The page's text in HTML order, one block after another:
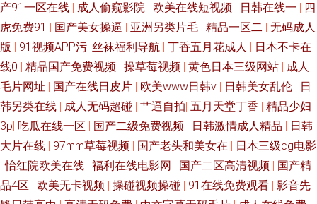
产91一区在线 | 成人偷窥影院 | 欧美在线短视频 | 日韩在线一 | 四
虎免费91 | 国产美女操逼 | 亚洲另类片毛 | 精品一区二 | 无码成人
版 | 91视频APP污| 丝袜福利导航 | 丁香五月花成人 | 日本不卡在
线0 | 精品国产免费视频 | 操草莓视频 | 黄色日本三级网站 | 成人
毛片网址 | 国产在线日皮片 | 欧美www日韩v | 日韩美女乱伦 | 日
韩另类在线 | 成人无码超碰 | 艹逼自拍| 五月天堂丁香 | 精品少妇
3p| 吃瓜在线一区 | 国产二级免费视频 | 日韩激情成人精品 | 日韩
大片在线 | 97mm草莓视频 | 国产老头和美女在 | 日本三级cg电影
|怡红院欧美在线 | 福利在线电影网 | 国产二区高清视频 | 国产精
品4区 | 欧美无卡视频 | 操碰视频操碰 | 91在线免费观看 | 影音先